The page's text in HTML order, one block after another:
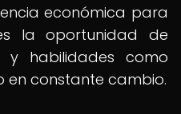
económica para
la oportunidad de
y habilidades como
en constante cambio.